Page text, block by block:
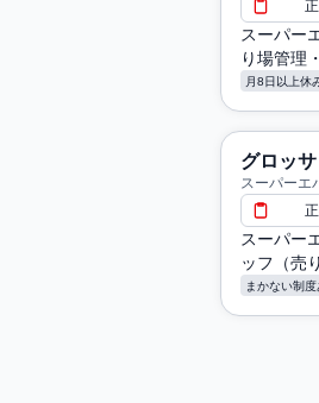
スーパー
り場管理
月8日以上休
グロッ
スーパーエ
スーパー
ッフ（売
まかない制度